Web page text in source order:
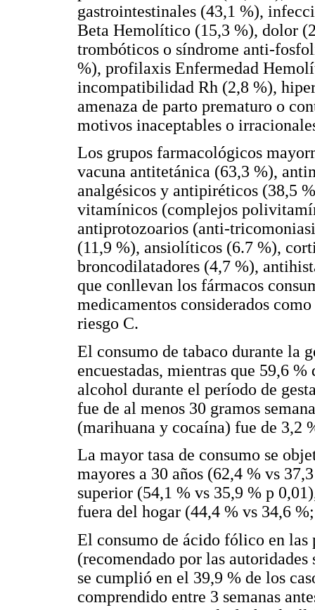
gastrointestinales (43,1 %),
Beta Hemolítico (15,3 %), dolor
trombóticos o síndrome anti-
%), profilaxis Enfermedad
incompatibilidad Rh (2,8 %),
amenaza de parto prematuro o
motivos inaceptables o
Los grupos farmacológicos
vacuna antitetánica (63,3 %),
analgésicos y antipiréticos (38,5
vitamínicos (complejos
antiprotozoarios (anti-
(11,9 %), ansiolíticos (6.7 %),
broncodilatadores (4,7 %),
que conllevan los fármacos
medicamentos considerados
riesgo C.
El consumo de tabaco durante la
encuestadas, mientras que 59,6
alcohol durante el período de
fue de al menos 30 gramos
(marihuana y cocaína) fue de 3,2
La mayor tasa de consumo se
mayores a 30 años (62,4 % vs
superior (54,1 % vs 35,9 % p
fuera del hogar (44,4 % vs 34,6
El consumo de ácido fólico en las
(recomendado por las
se cumplió en el 39,9 % de los
comprendido entre 3 semanas